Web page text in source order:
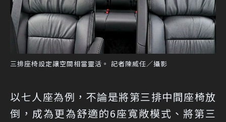
三排座椅設定讓空間相當靈活。 記者陳威任／攝影
以七人座為例，不論是將第三排中間座椅放
倒，成為更為舒適的6座寬敞模式、將第三